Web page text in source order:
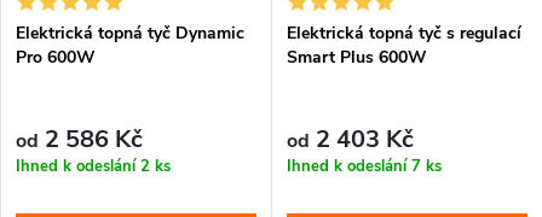
Elektrická topná tyč Dynamic
Pro 600W
od 2 586 Kč
Ihned k odeslání2 ks
Elektrická topná tyč s regulací
Smart Plus 600W
od 2 403 Kč
Ihned k odeslání7 ks